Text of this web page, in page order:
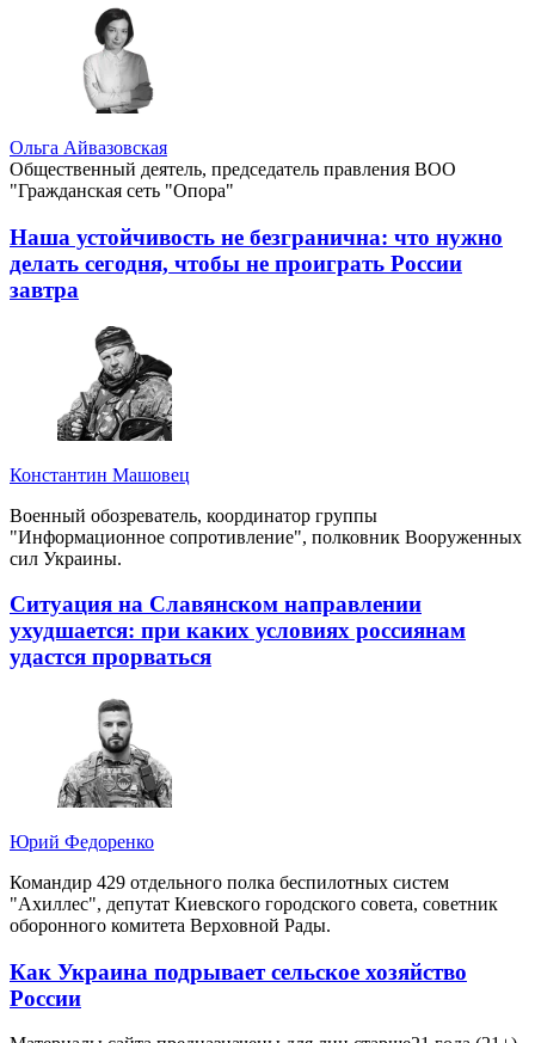
Ольга Айвазовская
Общественный деятель, председатель правления ВОО
"Гражданская сеть "Опора"
Наша устойчивость не безгранична: что нужно
делать сегодня, чтобы не проиграть России
завтра
Константин Машовец
Военный обозреватель, координатор группы
"Информационное сопротивление", полковник Вооруженных
сил Украины.
Ситуация на Славянском направлении
ухудшается: при каких условиях россиянам
удастся прорваться
Юрий Федоренко
Командир 429 отдельного полка беспилотных систем
"Ахиллес", депутат Киевского городского совета, советник
оборонного комитета Верховной Рады.
Как Украина подрывает сельское хозяйство
России